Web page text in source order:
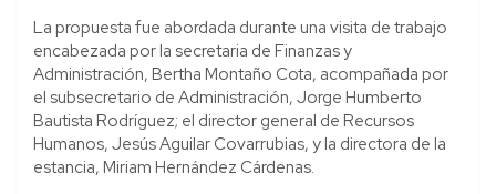
La propuesta fue abordada durante una visita de trabajo
encabezada por la secretaria de Finanzas y
Administración, Bertha Montaño Cota, acompañada por
el subsecretario de Administración, Jorge Humberto
Bautista Rodríguez; el director general de Recursos
Humanos, Jesús Aguilar Covarrubias, y la directora de la
estancia, Miriam Hernández Cárdenas.